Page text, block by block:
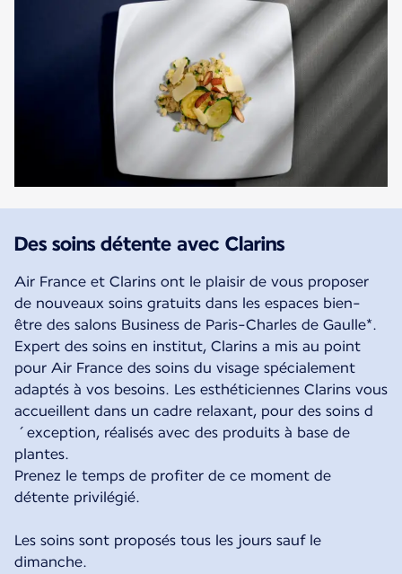
Des soins détente avec Clarins
Air France et Clarins ont le plaisir de vous proposer
de nouveaux soins gratuits dans les espaces bien-
être des salons Business de Paris-Charles de Gaulle*.
Expert des soins en institut, Clarins a mis au point
pour Air France des soins du visage spécialement
adaptés à vos besoins. Les esthéticiennes Clarins vous
accueillent dans un cadre relaxant, pour des soins d
´exception, réalisés avec des produits à base de
plantes.
Prenez le temps de profiter de ce moment de
détente privilégié.
Les soins sont proposés tous les jours sauf le
dimanche.